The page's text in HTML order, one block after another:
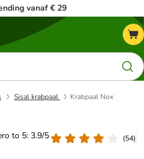
vanaf € 29
Sisal krabpaal Krabpaal Nox
to 5: 3.9/5
(54)